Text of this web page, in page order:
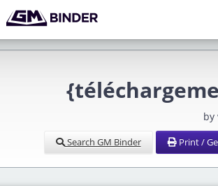
by
Search GM Binder Print /